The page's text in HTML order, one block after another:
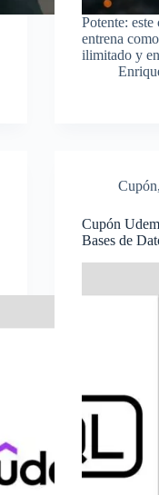
Potente:
entrena
ilimitado y
Cupón
Cupón
Bases de